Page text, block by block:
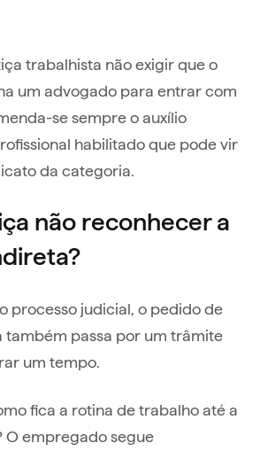
trabalhista não exigir que o
um advogado para entrar com
se sempre o auxílio
habilitado que pode vir
da categoria.
não reconhecer a
processo judicial, o pedido de
também passa por um trâmite
um tempo.
fica a rotina de trabalho até a
O empregado segue